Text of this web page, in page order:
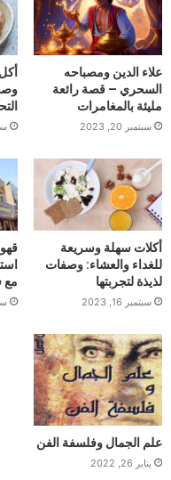
علاء الدين ومصباحه
السحري – قصة رائعة
مليئة بالمغامرات
سبتمبر 20, 2023
أكلات سهلة وسريعة
للغداء والعشاء: وصفات
لذيذة لتجربتها
سبتمبر 16, 2023
مع
علم الجمال وفلسفة الفن
يناير 26, 2022